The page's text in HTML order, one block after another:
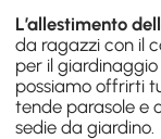
L’allestimento
da ragazzi con il
per il
possiamo offrirti
tende parasole e
sedie da giardino.